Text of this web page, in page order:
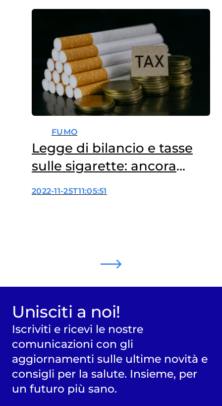
FUMO
Legge di bilancio e tasse
sulle sigarette: ancora
un’occasione mancata
2022-11-25T11:05:51
Unisciti a noi!
Iscriviti e ricevi le nostre
comunicazioni con gli
aggiornamenti sulle ultime novità e
consigli per la salute. Insieme, per
un futuro più sano.